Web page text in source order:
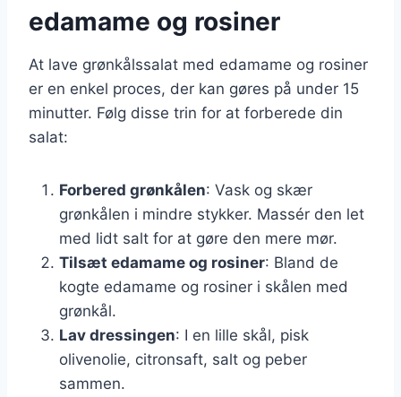
edamame og rosiner
At lave grønkålssalat med edamame og rosiner
er en enkel proces, der kan gøres på under 15
minutter. Følg disse trin for at forberede din
salat:
Forbered grønkålen: Vask og skær
grønkålen i mindre stykker. Massér den let
med lidt salt for at gøre den mere mør.
Tilsæt edamame og rosiner: Bland de
kogte edamame og rosiner i skålen med
grønkål.
Lav dressingen: I en lille skål, pisk
olivenolie, citronsaft, salt og peber
sammen.